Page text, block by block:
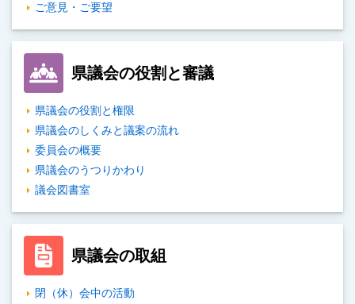
ご意見・ご要望
県議会の役割と審議
県議会の役割と権限
県議会のしくみと議案の流れ
委員会の概要
県議会のうつりかわり
議会図書室
県議会の取組
閉（休）会中の活動